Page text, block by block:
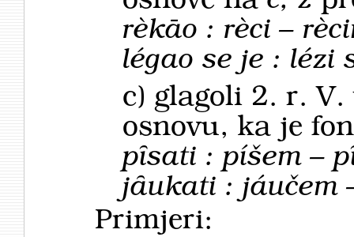
rèkāo : rèci –
légao se je : lézi
c) glagoli 2. r.
osnovu, ka je
pȋsati : píšem –
jȃukati : jáučem
Primjeri: